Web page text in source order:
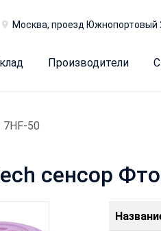
Москва, проезд Южнопортовый
Производители
7HF-50
сенсор